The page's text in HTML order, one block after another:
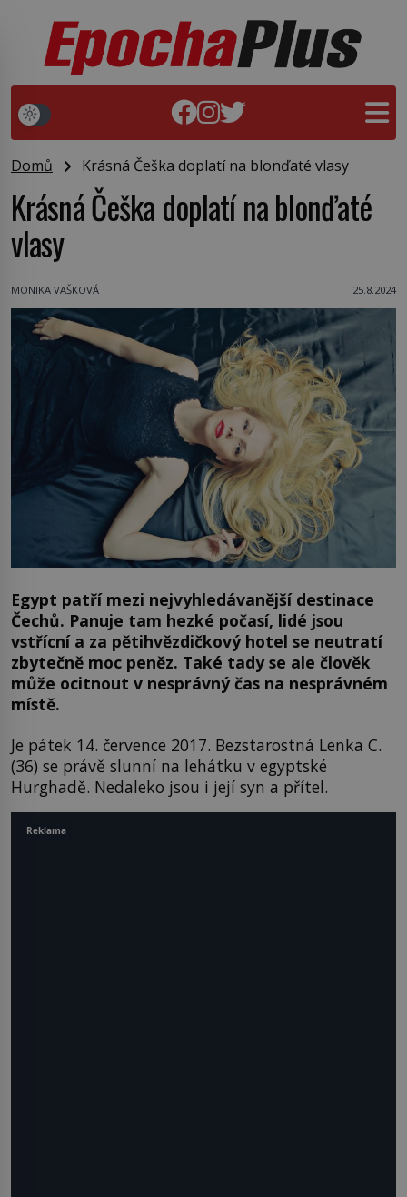
Domů Krásná Češka doplatí na blonďaté vlasy
Krásná Češka doplatí na blonďaté
vlasy
MONIKA VAŠKOVÁ 25.8.2024
Egypt patří mezi nejvyhledávanější destinace
Čechů. Panuje tam hezké počasí, lidé jsou
vstřícní a za pětihvězdičkový hotel se neutratí
zbytečně moc peněz. Také tady se ale člověk
může ocitnout v nesprávný čas na nesprávném
místě.
Je pátek 14. července 2017. Bezstarostná Lenka C.
(36) se právě slunní na lehátku v egyptské
Hurghadě. Nedaleko jsou i její syn a přítel.
Reklama